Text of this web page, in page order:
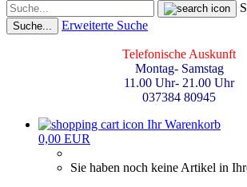
Suche... Erweiterte Suche
Telefonische Auskunft
Montag- Samstag
11.00 Uhr- 21.00 Uhr
037384 80945
Ihr Warenkorb
0,00 EUR
Sie haben noch keine Artikel in